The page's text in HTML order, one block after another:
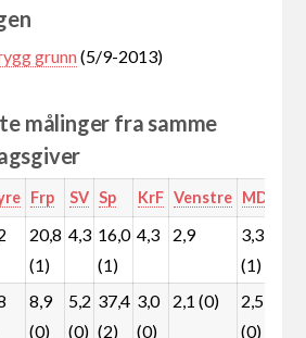
grunn(5/9-2013)
målinger fra samme
Frp SV Sp KrF Venstre MDG
20,8
(1)
4,3 16,0
(1)
4,3 2,9
3,3
(1)
8,9
(0)
5,2
(0)
37,4
(2)
3,0
(0)
2,1 (0)
2,5
(0)